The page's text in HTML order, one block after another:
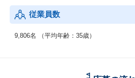
・ミドルウェア
◆制御系システムサービス
＜移動体通信制御開発＞
従業員数
9,806名 （平均年齢：35歳）